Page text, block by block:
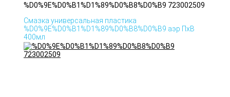
%D0%9E%D0%B1%D1%89%D0%B8%D0%B9 723002509
Смазка универсальная пластика
%D0%9E%D0%B1%D1%89%D0%B8%D0%B9 аэр ПхВ
400мл